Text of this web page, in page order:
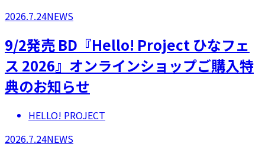
2026.7.24NEWS
9/2発売 BD『Hello! Project ひなフェ
ス 2026』オンラインショップご購入特
典のお知らせ
HELLO! PROJECT
2026.7.24NEWS